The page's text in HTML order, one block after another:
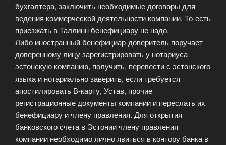
бухгалтера, заключить необходимые договоры для
ведения коммерческой деятельности компании. То-есть
приезжать в Таллинн бенефициару не надо.
Либо иностранный бенефициар-доверитель поручает
доверенному лицу зарегистрировать у нотариуса
эстонскую компанию, получить, перевести с эстонского
языка и нотариально заверить, если требуется
апостилировать В-карту, Устав, прочие
регистрационные документы компании и переслать их
бенефициару и члену правления. Для открытия
банковского счета в Эстонии члену правления
компании необходимо лично явиться в контору банка в